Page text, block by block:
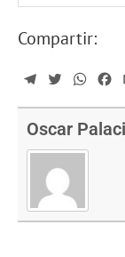
Compartir:
TelegramTwitter
Oscar